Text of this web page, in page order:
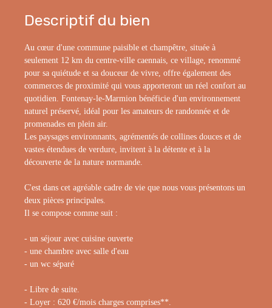
Descriptif du bien
Au cœur d'une commune paisible et champêtre, située à
seulement 12 km du centre-ville caennais, ce village, renommé
pour sa quiétude et sa douceur de vivre, offre également des
commerces de proximité qui vous apporteront un réel confort au
quotidien. Fontenay-le-Marmion bénéficie d'un environnement
naturel préservé, idéal pour les amateurs de randonnée et de
promenades en plein air.
Les paysages environnants, agrémentés de collines douces et de
vastes étendues de verdure, invitent à la détente et à la
découverte de la nature normande.
C'est dans cet agréable cadre de vie que nous vous présentons un
deux pièces principales.
Il se compose comme suit :
- un séjour avec cuisine ouverte
- une chambre avec salle d'eau
- un wc séparé
- Libre de suite.
- Loyer : 620 €/mois charges comprises**.